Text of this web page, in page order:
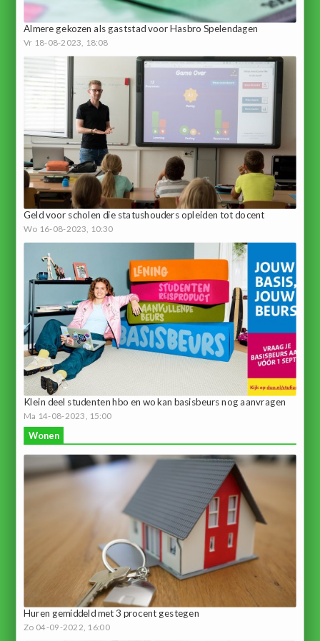
Almere gekozen als gaststad voor Hasbro Spelendagen
Vr 18-08-2023, 18:08
Geld voor scholen die statushouders opleiden tot docent
Wo 16-08-2023, 10:30
Klein deel studenten hbo en wo kan basisbeurs nog aanvragen
Ma 14-08-2023, 15:00
Wonen
Huren gemiddeld met 3 procent gestegen
Zo 04-09-2022, 16:00